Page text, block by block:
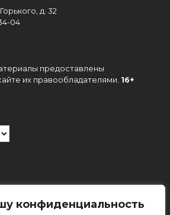
конфиденциальность
д. 32
04
предоставлены
их правообладателями. 16+